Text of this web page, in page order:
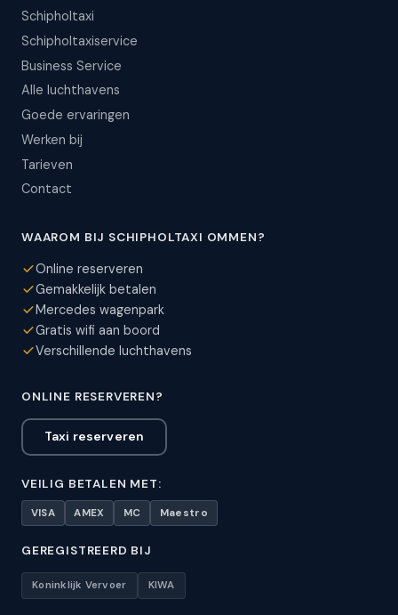
Schipholtaxi
Schipholtaxiservice
Business Service
Alle luchthavens
Goede ervaringen
Werken bij
Tarieven
Contact
WAAROM BIJ SCHIPHOLTAXI OMMEN?
Online reserveren
Gemakkelijk betalen
Mercedes wagenpark
Gratis wifi aan boord
Verschillende luchthavens
ONLINE RESERVEREN?
Taxi reserveren
VEILIG BETALEN MET:
VISA AMEX MC Maestro
GEREGISTREERD BIJ
Koninklijk Vervoer KIWA